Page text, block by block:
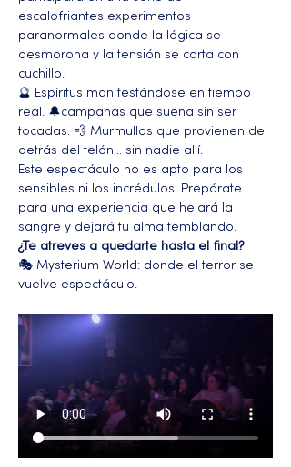
escalofriantes experimentos
paranormales donde la lógica se
desmorona y la tensión se corta con
cuchillo.
🔮 Espíritus manifestándose en tiempo
real. 🔔campanas que suena sin ser
tocadas. 💨 Murmullos que provienen de
detrás del telón... sin nadie allí.
Este espectáculo no es apto para los
sensibles ni los incrédulos. Prepárate
para una experiencia que helará la
sangre y dejará tu alma temblando.
¿Te atreves a quedarte hasta el final?
🎭 Mysterium World: donde el terror se
vuelve espectáculo.